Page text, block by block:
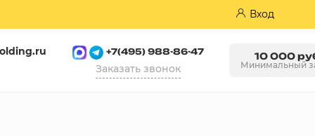
Вход
+7(495) 988-86-47
Заказать звонок
10 000
Минимальный